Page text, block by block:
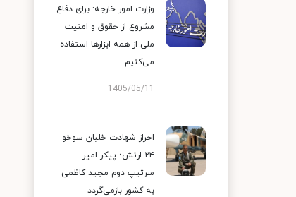
وزارت امور خارجه: برای دفاع
مشروع از حقوق و امنیت
ملی از همه ابزارها استفاده
می‌کنیم
1405/05/11
احراز شهادت خلبان سوخو
۲۴ ارتش؛ پیکر امیر
سرتیپ دوم مجید کاظمی
به کشور بازمی‌گردد